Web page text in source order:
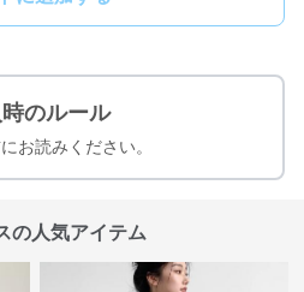
のルール
お読みください。
の人気アイテム